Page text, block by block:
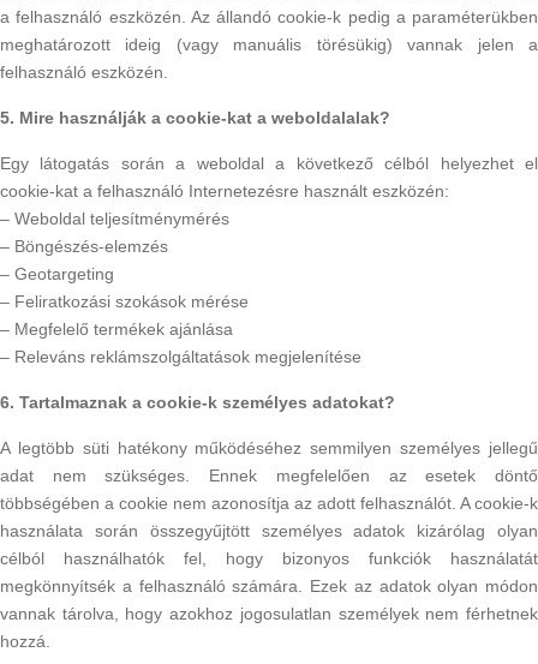
a felhasználó eszközén. Az állandó cookie-k pedig a paraméterükben
meghatározott ideig (vagy manuális törésükig) vannak jelen a
felhasználó eszközén.
5. Mire használják a cookie-kat a weboldalalak?
Egy látogatás során a weboldal a következő célból helyezhet el
cookie-kat a felhasználó Internetezésre használt eszközén:
– Weboldal teljesítménymérés
– Böngészés-elemzés
– Geotargeting
– Feliratkozási szokások mérése
– Megfelelő termékek ajánlása
– Releváns reklámszolgáltatások megjelenítése
6. Tartalmaznak a cookie-k személyes adatokat?
A legtöbb süti hatékony működéséhez semmilyen személyes jellegű
adat nem szükséges. Ennek megfelelően az esetek döntő
többségében a cookie nem azonosítja az adott felhasználót. A cookie-k
használata során összegyűjtött személyes adatok kizárólag olyan
célból használhatók fel, hogy bizonyos funkciók használatát
megkönnyítsék a felhasználó számára. Ezek az adatok olyan módon
vannak tárolva, hogy azokhoz jogosulatlan személyek nem férhetnek
hozzá.